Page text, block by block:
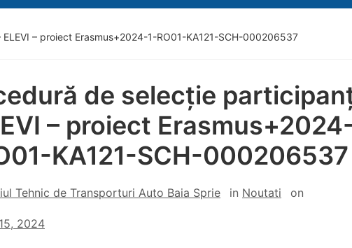
– proiect Erasmus+2024-1-RO01-KA121-SCH-000206537
de selecție
– proiect
KA121-SCH-000206537
Tehnic de Transporturi Auto Baia Sprie in Noutati on
2024